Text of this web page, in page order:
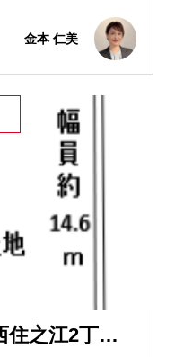
金本 仁美
【売土地】住之江区西住之江2丁目売土地